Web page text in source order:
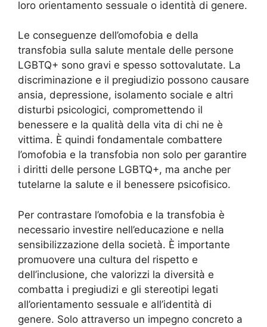
loro orientamento sessuale o identità di genere.
Le conseguenze dell’omofobia e della
transfobia sulla salute mentale delle persone
LGBTQ+ sono gravi e spesso sottovalutate. La
discriminazione e il pregiudizio possono causare
ansia, depressione, isolamento sociale e altri
disturbi psicologici, compromettendo il
benessere e la qualità della vita di chi ne è
vittima. È quindi fondamentale combattere
l’omofobia e la transfobia non solo per garantire
i diritti delle persone LGBTQ+, ma anche per
tutelarne la salute e il benessere psicofisico.
Per contrastare l’omofobia e la transfobia è
necessario investire nell’educazione e nella
sensibilizzazione della società. È importante
promuovere una cultura del rispetto e
dell’inclusione, che valorizzi la diversità e
combatta i pregiudizi e gli stereotipi legati
all’orientamento sessuale e all’identità di
genere. Solo attraverso un impegno concreto a